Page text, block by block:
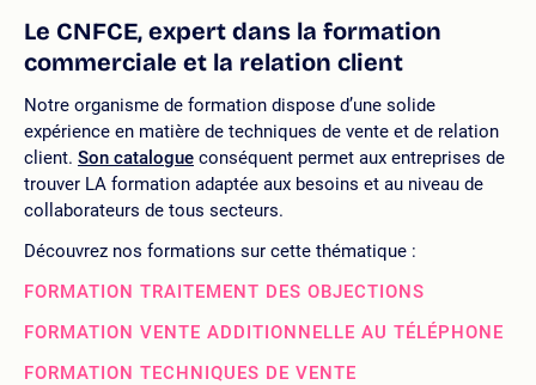
Le CNFCE, expert dans la formation
commerciale et la relation client
Notre organisme de formation dispose d’une solide
expérience en matière de techniques de vente et de relation
client. Son catalogue conséquent permet aux entreprises de
trouver LA formation adaptée aux besoins et au niveau de
collaborateurs de tous secteurs.
Découvrez nos formations sur cette thématique :
FORMATION TRAITEMENT DES OBJECTIONS
FORMATION VENTE ADDITIONNELLE AU TÉLÉPHONE
FORMATION TECHNIQUES DE VENTE